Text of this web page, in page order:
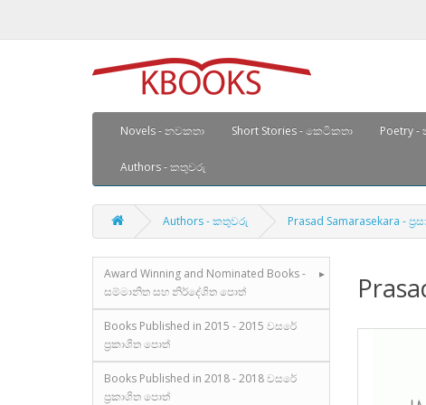
Novels - නවකතා Short Stories - කෙටිකතා Poetry -
Authors - කතුවරු
Authors - කතුවරු Prasad Samarasekara -
Award Winning and Nominated Books -
සම්මානිත සහ නිර්දේශිත පොත්
Books Published in 2015 - 2015 වසරේ
ප්‍රකාශිත පොත්
Books Published in 2018 - 2018 වසරේ
ප්‍රකාශිත පොත්